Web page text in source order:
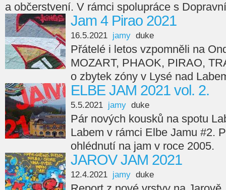
a občerstvení. V rámci spolupráce s
Jam 4 Pirao 2021
16.5.2021 jamy duke
Přátelé i letos vzpomněli na
MOZART, PHAOK, PIRAO,
o zbytek zóny v Lysé nad
ELBE JAM 2021 vol. 2.
5.5.2021 jamy duke
Pár nových kousků na spotu
Labem v rámci Elbe Jamu #2.
ohlédnutí na jam v roce 2005.
JAROV JAM 2021
12.4.2021 jamy duke